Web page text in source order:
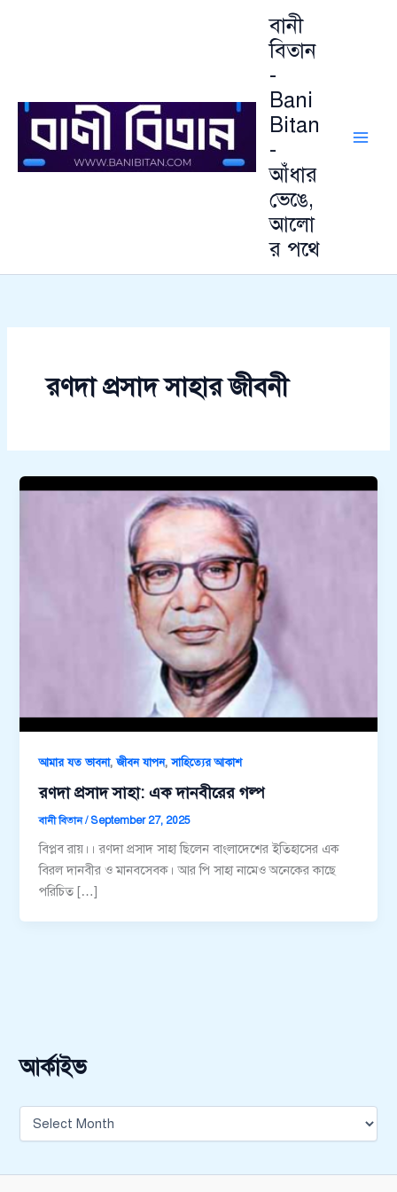
বানী
বিতান
-
Bani
Bitan
-
আঁধার
ভেঙে,
আলো
র পথে
রণদা প্রসাদ সাহার জীবনী
আমার যত ভাবনা,জীবন যাপন,সাহিত্যের আকাশ
রণদা প্রসাদ সাহা: এক দানবীরের গল্প
বানী বিতান/ September 27, 2025
বিপ্লব রায়।। রণদা প্রসাদ সাহা ছিলেন বাংলাদেশের ইতিহাসের এক
বিরল দানবীর ও মানবসেবক। আর পি সাহা নামেও অনেকের কাছে
পরিচিত […]
আর্কাইভ